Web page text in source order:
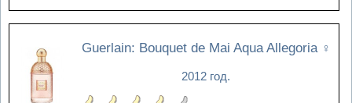
Guerlain: Bouquet de Mai Aqua Allegoria ♀
2012 год.